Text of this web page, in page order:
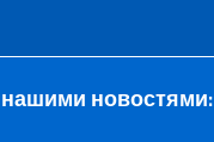
новостями: